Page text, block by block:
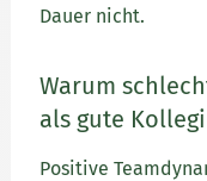
Dauer nicht.
Warum
als gute
Positive